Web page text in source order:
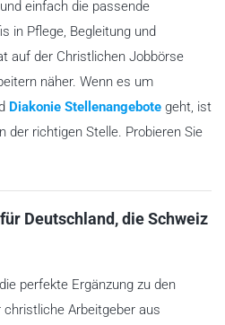
einfach die passende
in Pflege, Begleitung und
auf der Christlichen Jobbörse
näher. Wenn es um
Diakonie Stellenangebote geht, ist
der richtigen Stelle. Probieren Sie
Deutschland, die Schweiz
perfekte Ergänzung zu den
Arbeitgeber aus